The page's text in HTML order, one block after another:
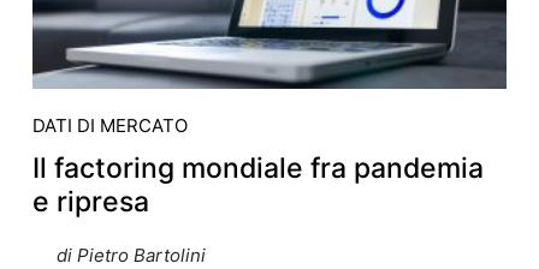
DATI DI MERCATO
Il factoring mondiale fra pandemia
e ripresa
di Pietro Bartolini